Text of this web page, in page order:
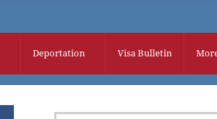
Deportation Visa Bulletin